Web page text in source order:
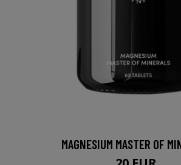
MAGNESIUM MASTER OF